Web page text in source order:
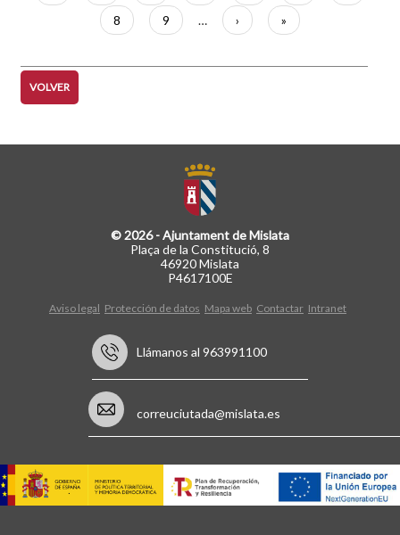
actual
Página
8 Página
9 …
Siguiente
página
›
Última
página
»
VOLVER
© 2026 - Ajuntament de Mislata
Plaça de la Constitució, 8
46920 Mislata
P4617100E
Aviso legal Protección de datos Mapa web Contactar Intranet
Llámanos al 963991100
correuciutada@mislata.es